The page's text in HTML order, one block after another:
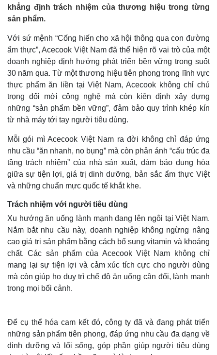
khẳng định trách nhiệm của thương hiệu trong từng
sản phẩm.
Với sứ mệnh “Cống hiến cho xã hội thông qua con đường
ẩm thực”, Acecook Việt Nam đã thể hiện rõ vai trò của một
doanh nghiệp định hướng phát triển bền vững trong suốt
30 năm qua. Từ một thương hiệu tiên phong trong lĩnh vực
thực phẩm ăn liền tại Việt Nam, Acecook không chỉ chú
trọng đổi mới công nghệ mà còn kiên định xây dựng
những “sản phẩm bền vững”, đảm bảo quy trình khép kín
từ nhà máy tới tay người tiêu dùng.
Mỗi gói mì Acecook Việt Nam ra đời không chỉ đáp ứng
nhu cầu “ăn nhanh, no bụng” mà còn phản ánh “cấu trúc đa
tầng trách nhiệm” của nhà sản xuất, đảm bảo dung hòa
giữa sự tiện lợi, giá trị dinh dưỡng, bản sắc ẩm thực Việt
và những chuẩn mực quốc tế khắt khe.
Trách nhiệm với người tiêu dùng
Xu hướng ăn uống lành mạnh đang lên ngôi tại Việt Nam.
Nắm bắt nhu cầu này, doanh nghiệp không ngừng nâng
cao giá trị sản phẩm bằng cách bổ sung vitamin và khoáng
chất. Các sản phẩm của Acecook Việt Nam không chỉ
mang lại sự tiện lợi và cảm xúc tích cực cho người dùng
mà còn giúp họ duy trì chế độ ăn uống cân đối, lành mạnh
trong mọi bối cảnh.
Để cụ thể hóa cam kết đó, công ty đã và đang phát triển
những sản phẩm tiên phong, đáp ứng nhu cầu đa dạng về
dinh dưỡng và lối sống, góp phần giúp người tiêu dùng